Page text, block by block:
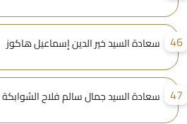
سعادة السيد خير الدين إسماعيل هاكوز
سعادة السيد جمال سالم فلاح الشوابكة